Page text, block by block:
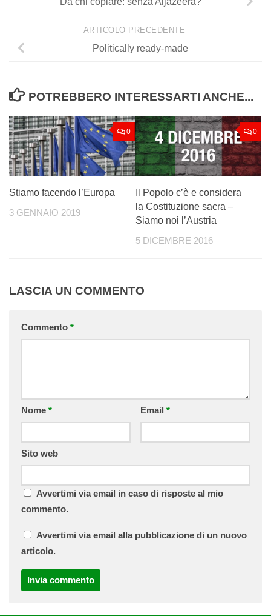
ARTICOLO PRECEDENTE
Politically ready-made
POTREBBERO INTERESSARTI ANCHE...
0
Stiamo facendo l’Europa
3 GENNAIO 2019
0
Il Popolo c’è e considera
la Costituzione sacra –
Siamo noi l’Austria
5 DICEMBRE 2016
LASCIA UN COMMENTO
Commento *
Nome * Email *
Sito web
Avvertimi via email in caso di risposte al mio
commento.
Avvertimi via email alla pubblicazione di un nuovo
articolo.